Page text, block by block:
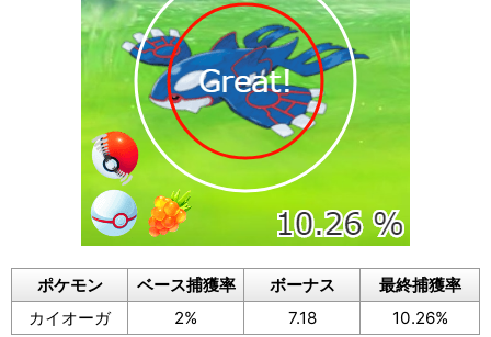
ポケモン ベース捕獲率 ボーナス
最終捕獲率
カイオーガ
2% 7.18 10.26%